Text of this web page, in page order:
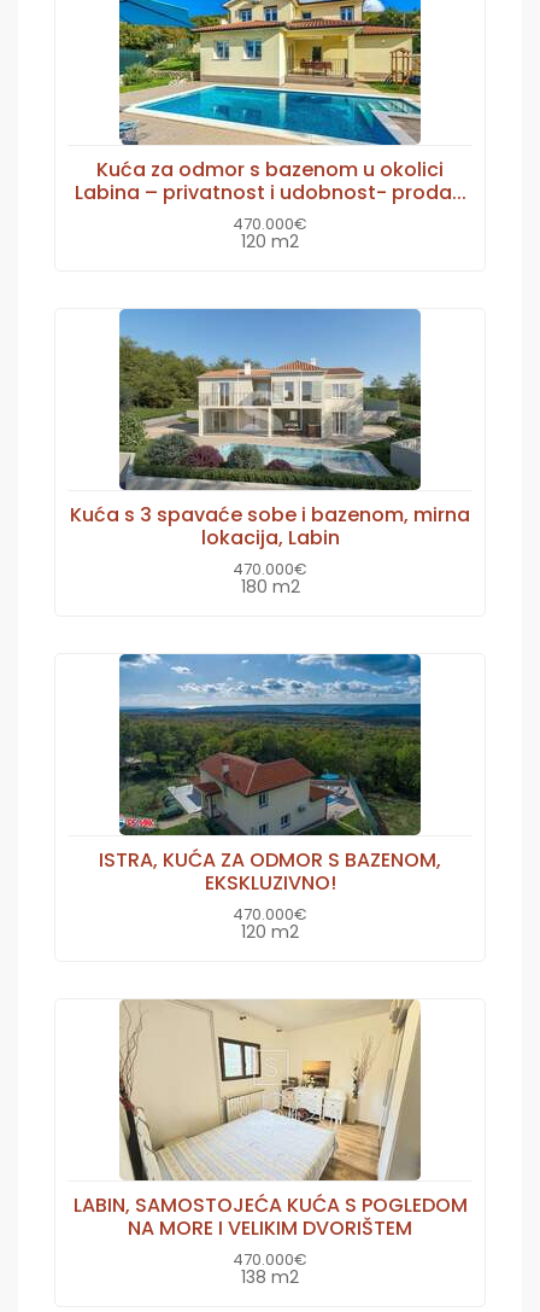
Kuća za odmor s bazenom u okolici
Labina – privatnost i udobnost- proda...
470.000€
120 m2
Kuća s 3 spavaće sobe i bazenom, mirna
lokacija, Labin
470.000€
180 m2
ISTRA, KUĆA ZA ODMOR S BAZENOM,
EKSKLUZIVNO!
470.000€
120 m2
LABIN, SAMOSTOJEĆA KUĆA S POGLEDOM
NA MORE I VELIKIM DVORIŠTEM
470.000€
138 m2